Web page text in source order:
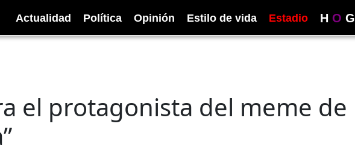
Actualidad Política Opinión Estilo de vida Estadio H O G
el protagonista del meme de